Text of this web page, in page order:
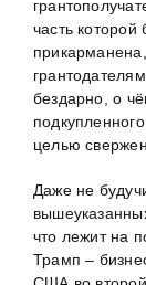
часть
бездарно, о
целью
Даже не
что лежит на
Трамп –